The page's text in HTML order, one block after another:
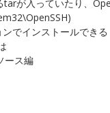
が入っていたり、
でインストールできる
ース編